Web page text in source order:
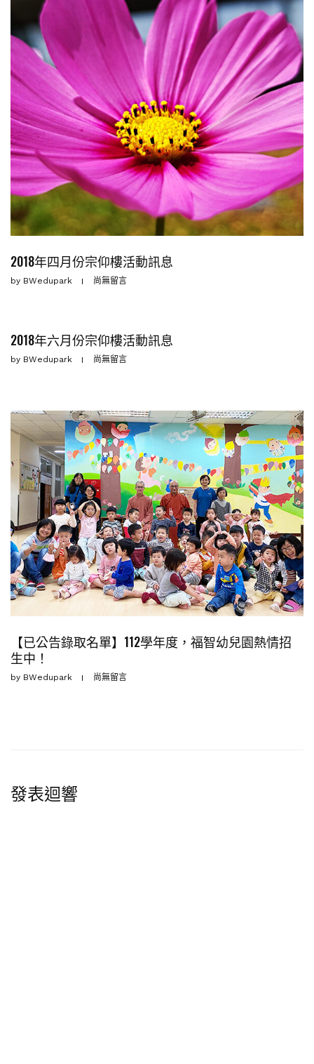
2018年四月份宗仰樓活動訊息
by BWedupark 尚無留言
2018年六月份宗仰樓活動訊息
by BWedupark 尚無留言
【已公告錄取名單】112學年度，福智幼兒園熱情招
生中！
by BWedupark 尚無留言
發表迴響